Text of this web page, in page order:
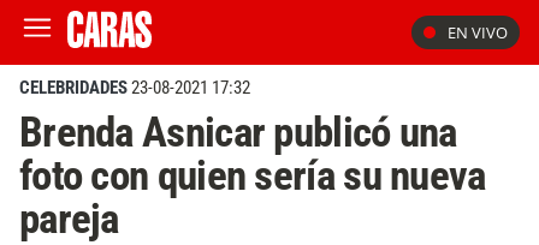
EN VIVO
CELEBRIDADES23-08-2021 17:32
Brenda Asnicar publicó una
foto con quien sería su nueva
pareja